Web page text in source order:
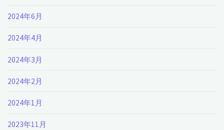
2024年6月
2024年4月
2024年3月
2024年2月
2024年1月
2023年11月